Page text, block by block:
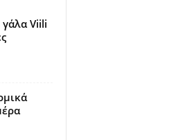
Viili